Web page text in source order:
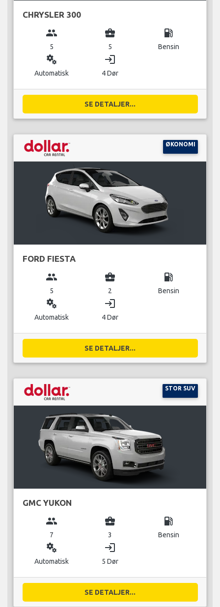
CHRYSLER 300
group
5
business_center
5
local_gas_station
Bensin
miscellaneous_services
Automatisk
login
4 Dør
SE DETALJER...
ØKONOMI
FORD FIESTA
group
5
business_center
2
local_gas_station
Bensin
miscellaneous_services
Automatisk
login
4 Dør
SE DETALJER...
STOR SUV
GMC YUKON
group
7
business_center
3
local_gas_station
Bensin
miscellaneous_services
Automatisk
login
5 Dør
SE DETALJER...